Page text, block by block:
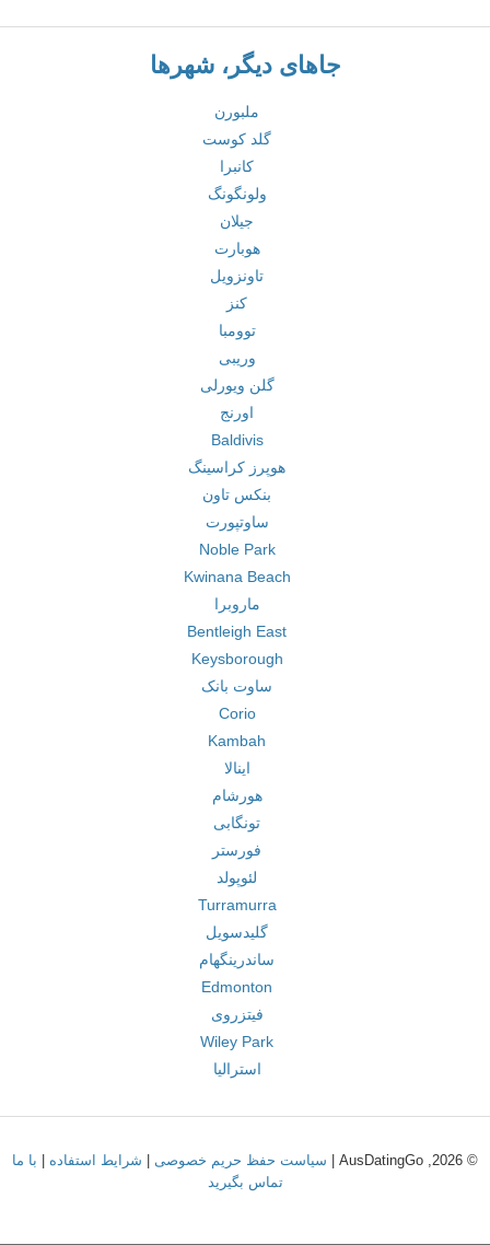
جاهای دیگر، شهرها
ملبورن
گلد کوست
کانبرا
ولونگونگ
جیلان
هوبارت
تاونزویل
کنز
توومبا
وریبی
گلن ویورلی
اورنج
Baldivis
هوپرز کراسینگ
بنکس تاون
ساوتپورت
Noble Park
Kwinana Beach
ماروبرا
Bentleigh East
Keysborough
ساوت بانک
Corio
Kambah
اینالا
هورشام
تونگابی
فورستر
لئوپولد
Turramurra
گلیدسویل
ساندرینگهام
Edmonton
فیتزروی
Wiley Park
استرالیا
© 2026, AusDatingGo | سیاست حفظ حریم خصوصی شرایط استفاده
با ما
تماس بگیرید